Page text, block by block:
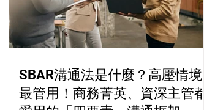
SBAR溝通法是什麼？高壓情境
最管用！商務菁英、資深主管都